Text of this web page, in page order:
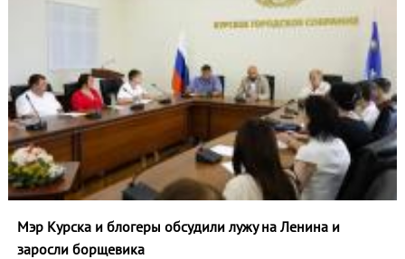
Мэр Курска и блогеры обсудили лужу на Ленина и
заросли борщевика